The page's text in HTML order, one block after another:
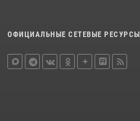
ОФИЦИАЛЬНЫЕ СЕТЕВЫЕ РЕСУРСЫ